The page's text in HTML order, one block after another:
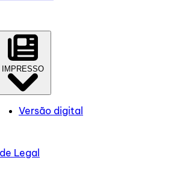
IMPRESSO
Versão digital
Legal